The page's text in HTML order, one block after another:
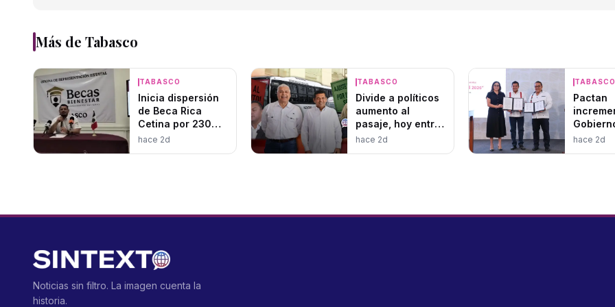
Más de Tabasco
TABASCO
Inicia dispersión
de Beca Rica
Cetina por 230
MDP para el
hace 2d
TABASCO
Divide a políticos
aumento al
pasaje, hoy entra
en vigor
hace 2d
TABASCO
Pactan
Tabasco
hace 2d
Noticias sin filtro. La imagen cuenta la
historia.